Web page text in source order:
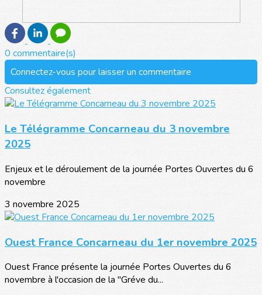
0 commentaire(s)
Connectez-vous pour laisser un commentaire
Consultez également
Le Télégramme Concarneau du 3 novembre
2025
Enjeux et le déroulement de la journée Portes Ouvertes du 6
novembre
3 novembre 2025
Ouest France Concarneau du 1er novembre 2025
Ouest France présente la journée Portes Ouvertes du 6
novembre à l'occasion de la "Gréve du...